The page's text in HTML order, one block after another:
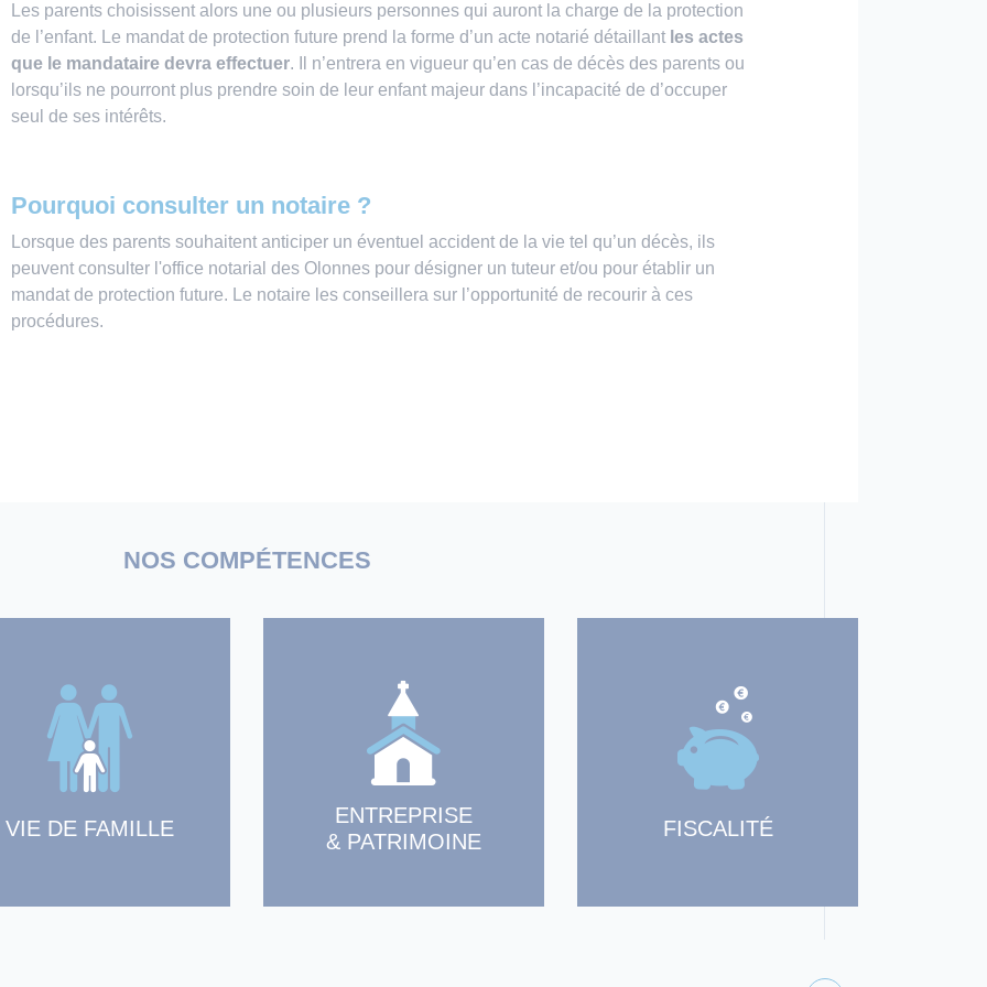
Les parents choisissent alors une ou plusieurs personnes qui auront la charge de la protection
de l’enfant. Le mandat de protection future prend la forme d’un acte notarié détaillant les actes
que le mandataire devra effectuer. Il n’entrera en vigueur qu’en cas de décès des parents ou
lorsqu’ils ne pourront plus prendre soin de leur enfant majeur dans l’incapacité de d’occuper
seul de ses intérêts.
Pourquoi consulter un notaire ?
Lorsque des parents souhaitent anticiper un éventuel accident de la vie tel qu’un décès, ils
peuvent consulter l'office notarial des Olonnes pour désigner un tuteur et/ou pour établir un
mandat de protection future. Le notaire les conseillera sur l’opportunité de recourir à ces
procédures.
VIE DE FAMILLE
ENTREPRISE
& PATRIMOINE
FISCALITÉ